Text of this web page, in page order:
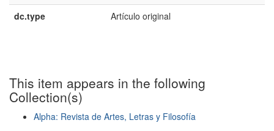
dc.type
Artículo original
This item appears in the following
Collection(s)
Alpha: Revista de Artes, Letras y Filosofía